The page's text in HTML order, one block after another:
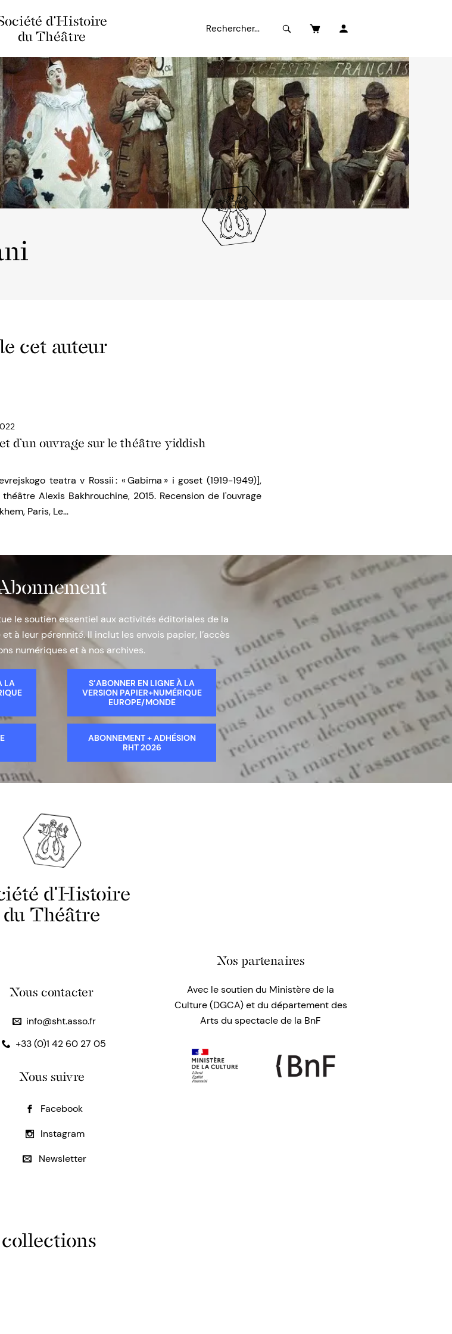
d'Histoire
du Théâtre
cet auteur
d’un ouvrage sur le théâtre yiddish
teatra v Rossii : « Gabima » i goset (1919-1949)],
Alexis Bakhrouchine, 2015. Recension de l'ouvrage
Paris, Le…
le soutien essentiel aux activités éditoriales de la
à leur pérennité. Il inclut les envois papier, l’accès
numériques et à nos archives.
LA
S’ABONNER EN LIGNE À LA
VERSION PAPIER+NUMÉRIQUE
EUROPE/MONDE
ABONNEMENT + ADHÉSION
RHT 2026
d'Histoire
du Théâtre
Nous contacter
info@sht.asso.fr
+33 (0)1 42 60 27 05
Nous suivre
Facebook
Instagram
Newsletter
Nos partenaires
Avec le soutien du Ministère de la
Culture (DGCA) et du département des
Arts du spectacle de la BnF